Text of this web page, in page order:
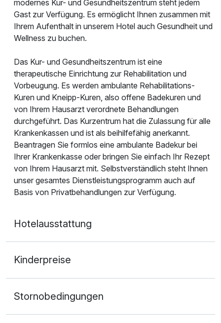
modernes Kur- und Gesundheitszentrum steht jedem
Gast zur Verfügung. Es ermöglicht Ihnen zusammen mit
Ihrem Aufenthalt in unserem Hotel auch Gesundheit und
Wellness zu buchen.
Das Kur- und Gesundheitszentrum ist eine
therapeutische Einrichtung zur Rehabilitation und
Vorbeugung. Es werden ambulante Rehabilitations-
Kuren und Kneipp-Kuren, also offene Badekuren und
von Ihrem Hausarzt verordnete Behandlungen
durchgeführt. Das Kurzentrum hat die Zulassung für alle
Krankenkassen und ist als beihilfefähig anerkannt.
Beantragen Sie formlos eine ambulante Badekur bei
Ihrer Krankenkasse oder bringen Sie einfach Ihr Rezept
von Ihrem Hausarzt mit. Selbstverständlich steht Ihnen
unser gesamtes Dienstleistungsprogramm auch auf
Basis von Privatbehandlungen zur Verfügung.
Hotelausstattung
Kinderpreise
Stornobedingungen